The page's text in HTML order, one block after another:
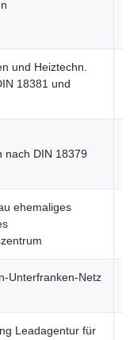
und Heiztechn.
18381 und
nach DIN 18379
ehemaliges
Unterfranken-Netz
Leadagentur für